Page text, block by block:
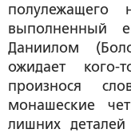
выполненный
Даниилом
ожидает
произнося
монашеские
лишних деталей